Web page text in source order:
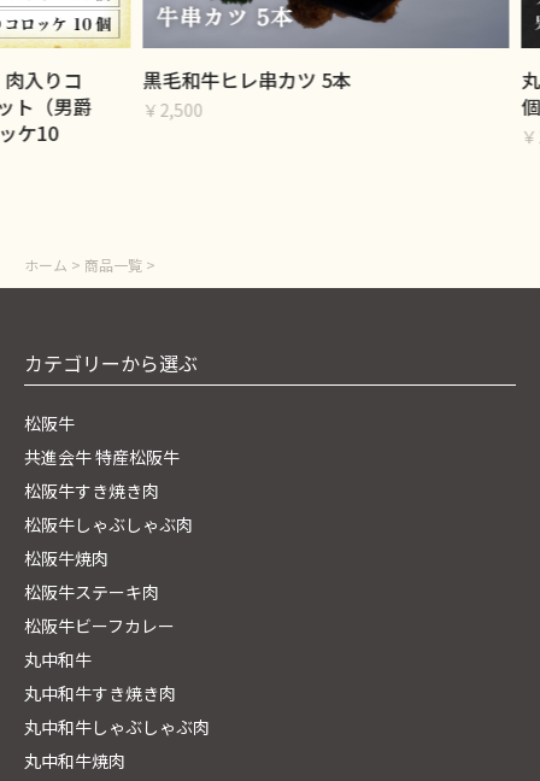
コ
爵
黒毛和牛ヒレ串カツ 5本
￥2,500
丸中
個・
￥1,000
ホーム > 商品一覧 >
カテゴリーから選ぶ
松阪牛
共進会牛 特産松阪牛
松阪牛すき焼き肉
松阪牛しゃぶしゃぶ肉
松阪牛焼肉
松阪牛ステーキ肉
松阪牛ビーフカレー
丸中和牛
丸中和牛すき焼き肉
丸中和牛しゃぶしゃぶ肉
丸中和牛焼肉